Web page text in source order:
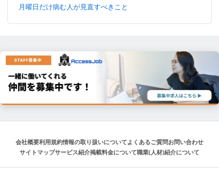
月曜日だけ病む人が見直すべきこと
会社概要利用規約情報の取り扱いについてよくあるご質問お問い合わせ
サイトマップサービス紹介掲載料金について職業(人材)紹介について